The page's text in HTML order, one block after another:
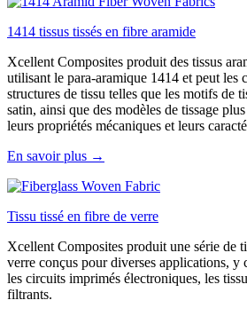
1414 tissus tissés en fibre aramide
Xcellent Composites produit des tissus
utilisant le para-aramique 1414 et peut les
structures de tissu telles que les motifs de
satin, ainsi que des modèles de tissage
leurs propriétés mécaniques et leurs
En savoir plus →
Tissu tissé en fibre de verre
Xcellent Composites produit une série de
verre conçus pour diverses applications, y
les circuits imprimés électroniques, les
filtrants.